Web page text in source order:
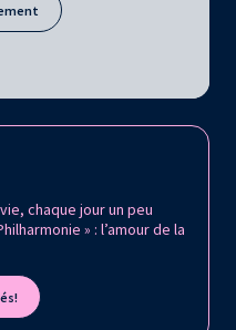
chaque jour un peu
» : l’amour de la